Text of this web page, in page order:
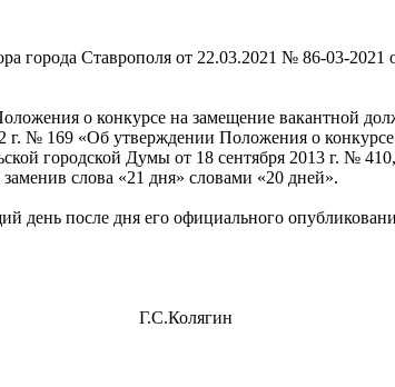
города Ставрополя от 22.03.2021 № 86-03-
о конкурсе на замещение вакантной
г. № 169 «Об утверждении Положения о
городской Думы от 18 сентября 2013 г. №
слова «21 дня» словами «20 дней».
день после дня его официального
Г.С.Колягин